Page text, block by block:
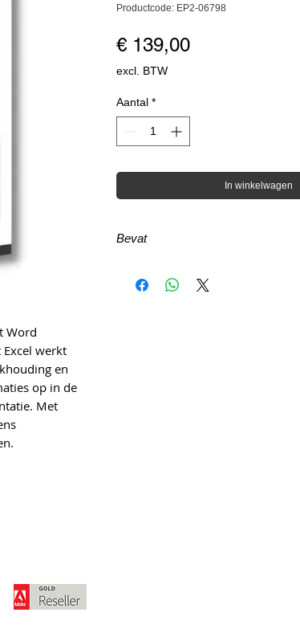
Word
werkt
en
op in de
Met
Productcode: EP2-06798
€ 139,00Prijs
excl. BTW
Aantal *
In winkelwagen
Bevat
Excel